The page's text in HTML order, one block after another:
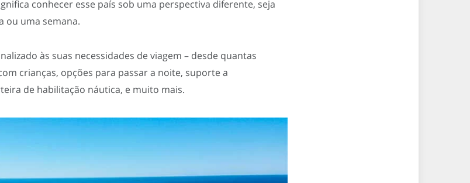
conhecer esse país sob uma perspectiva diferente, seja
ou uma semana.
às suas necessidades de viagem – desde quantas
crianças, opções para passar a noite, suporte a
de habilitação náutica, e muito mais.